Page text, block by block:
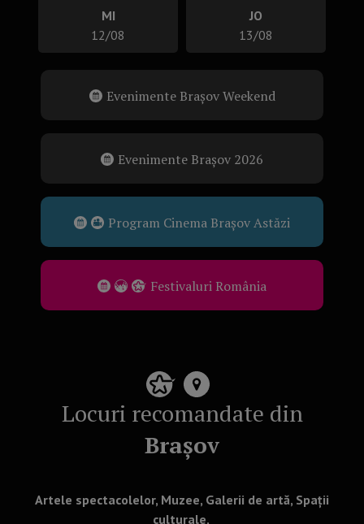
MI
12/08
JO
13/08
Evenimente Brașov Weekend
Evenimente Brașov 2026
Program Cinema Brașov Astăzi
Festivaluri România
Locuri recomandate din
Brașov
Artele spectacolelor, Muzee, Galerii de artă, Spații
culturale,